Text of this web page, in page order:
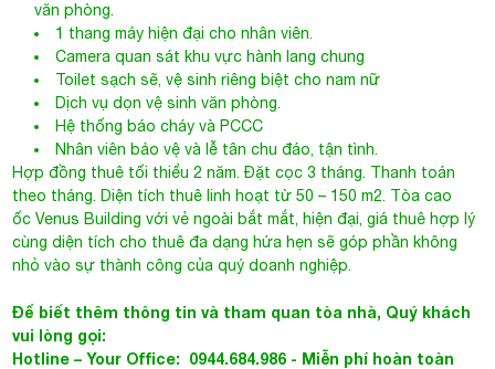
văn phòng.
1 thang máy hiện đại cho nhân viên.
Camera quan sát khu vực hành lang chung
Toilet sạch sẽ, vệ sinh riêng biệt cho nam nữ
Dịch vụ dọn vệ sinh văn phòng.
Hệ thống báo cháy và PCCC
Nhân viên bảo vệ và lễ tân chu đáo, tận tình.
Hợp đồng thuê tối thiểu 2 năm. Đặt cọc 3 tháng. Thanh toán
theo tháng. Diện tích thuê linh hoạt từ 50 – 150 m2. Tòa cao
ốc Venus Building với vẻ ngoài bắt mắt, hiện đại, giá thuê hợp lý
cùng diện tích cho thuê đa dạng hứa hẹn sẽ góp phần không
nhỏ vào sự thành công của quý doanh nghiệp.
Để biết thêm thông tin và tham quan tòa nhà, Quý khách
vui lòng gọi:
Hotline – Your Office: 0944.684.986 - Miễn phí hoàn toàn